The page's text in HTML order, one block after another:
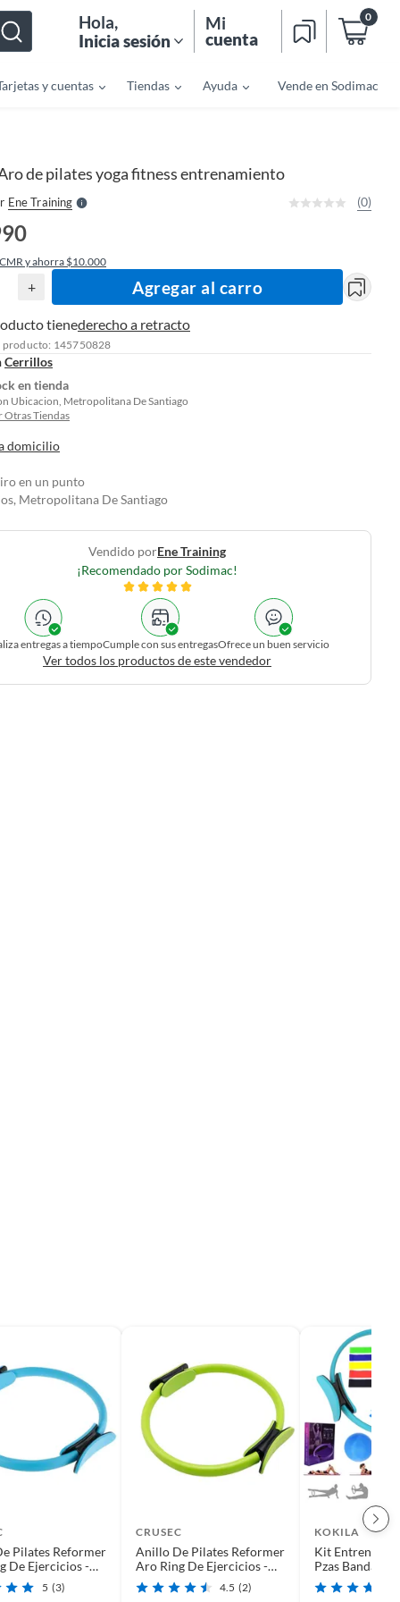
Hola,
Inicia sesión
Mi
cuenta
0
y cuentas Tiendas Ayuda Vende en Sodimac
de pilates yoga fitness entrenamiento
Ene TrainingS
l
l
(0)
y ahorra $10.000
+ Agregar al carro
tienederecho a retracto
producto: 145750828
Cerrillos
en tienda
Ubicacion, Metropolitana De Santiago
Otras Tiendas
domicilio
en un punto
Metropolitana De Santiago
Vendido porEne Training
¡Recomendado por Sodimac!
entregas a tiempoCumple con sus entregasOfrece un buen servicio
Ver todos los productos de este vendedor
Pilates Reformer
De Ejercicios -
5 (3)
CRUSEC
Anillo De Pilates Reformer
Aro Ring De Ejercicios -
Verde
4.5 (2)
KOKILA
Kit
Pzas Bandas
Pilates